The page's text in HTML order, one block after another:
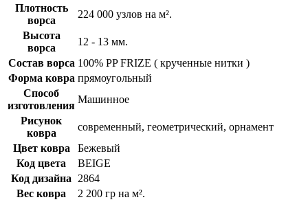
Плотность
ворса
224 000 узлов на м².
Высота
ворса
12 - 13 мм.
Состав ворса 100% PP FRIZE ( крученные нитки )
Форма ковра прямоугольный
Способ
изготовления
Машинное
Рисунок
ковра
современный, геометрический, орнамент
Цвет ковра
Бежевый
Код цвета
BEIGE
Код дизайна
2864
Вес ковра
2 200 гр на м².